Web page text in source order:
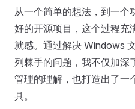
从一个简单的想法，到一个
好的开源项目，这个过程充
就感。通过解决 Windows
列棘手的问题，我不仅加深
管理的理解，也打造出了一
具。